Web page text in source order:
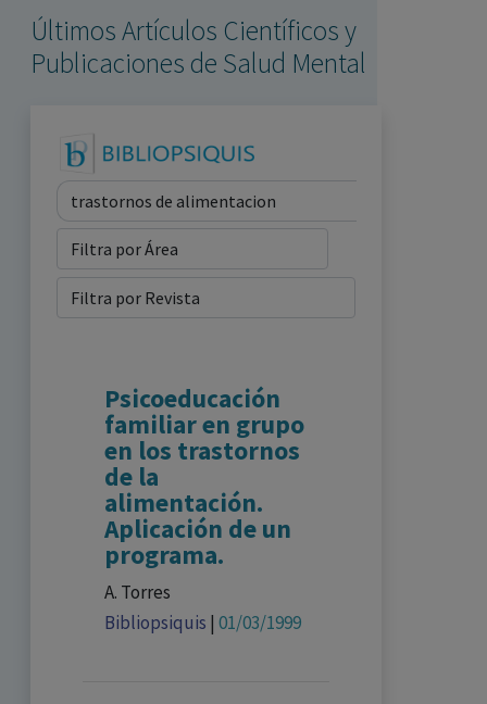
Últimos Artículos Científicos y
Publicaciones de Salud Mental
Psicoeducación
familiar en grupo
en los trastornos
de la
alimentación.
Aplicación de un
programa.
A. Torres
Bibliopsiquis | 01/03/1999